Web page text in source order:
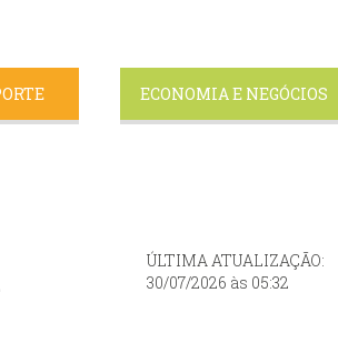
ECONOMIA E NEGÓCIOS
ÚLTIMA ATUALIZAÇÃO:
30/07/2026 às 05:32